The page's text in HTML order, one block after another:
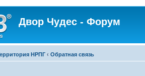
Двор Чудес - Форум
НРПГ ‹ Обратная связь